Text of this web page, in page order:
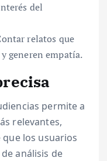
del
relatos que
generen empatía.
permite a
relevantes,
los usuarios
análisis de